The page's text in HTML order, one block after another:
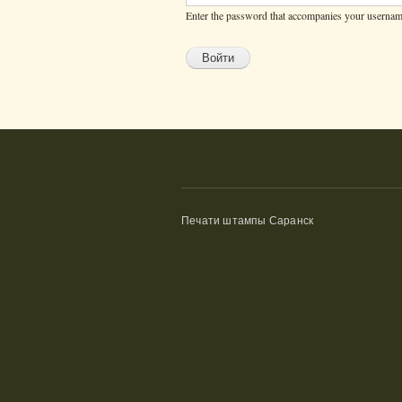
Enter the password that accompanies your
Печати штампы Саранск